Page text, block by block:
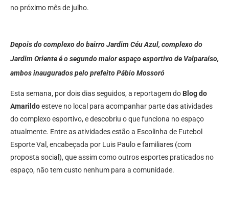
no próximo mês de julho.
Depois do complexo do bairro Jardim Céu Azul, complexo do
Jardim Oriente é o segundo maior espaço esportivo de Valparaíso,
ambos inaugurados pelo prefeito Pábio Mossoró
Esta semana, por dois dias seguidos, a reportagem do Blog do
Amarildoesteve no local para acompanhar parte das atividades
do complexo esportivo, e descobriu o que funciona no espaço
atualmente. Entre as atividades estão a Escolinha de Futebol
Esporte Val, encabeçada por Luis Paulo e familiares (com
proposta social), que assim como outros esportes praticados no
espaço, não tem custo nenhum para a comunidade.